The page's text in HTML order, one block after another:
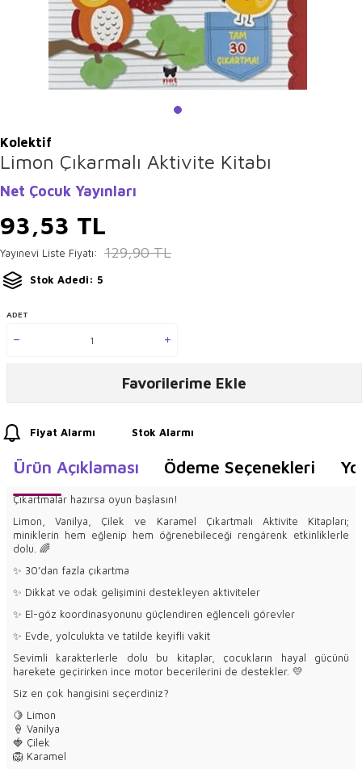
Kolektif
Limon Çıkarmalı Aktivite Kitabı
Net Çocuk Yayınları
93,53 TL
Yayınevi Liste Fiyatı: 129,90TL
Stok Adedi: 5
ADET
Favorilerime Ekle
Fiyat Alarmı Stok Alarmı
Ürün Açıklaması Ödeme Seçenekleri
Çıkartmalar hazırsa oyun başlasın!
Limon, Vanilya, Çilek ve Karamel Çıkartmalı Aktivite Kitapları;
miniklerin hem eğlenip hem öğrenebileceği rengârenk etkinliklerle
dolu. 🌈
✨ 30’dan fazla çıkartma
✨ Dikkat ve odak gelişimini destekleyen aktiviteler
✨ El-göz koordinasyonunu güçlendiren eğlenceli görevler
✨ Evde, yolculukta ve tatilde keyifli vakit
Sevimli karakterlerle dolu bu kitaplar, çocukların hayal gücünü
harekete geçirirken ince motor becerilerini de destekler. 💛
Siz en çok hangisini seçerdiniz?
🍋 Limon
🍦 Vanilya
🍓 Çilek
🦁 Karamel